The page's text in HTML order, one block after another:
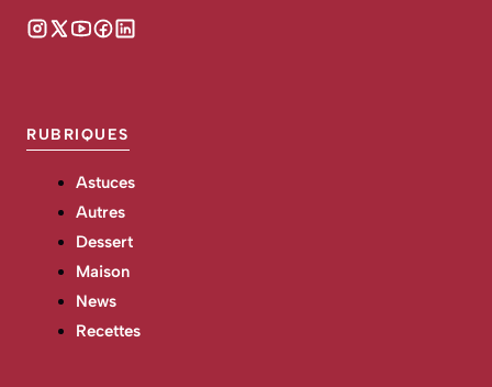
RUBRIQUES
Astuces
Autres
Dessert
Maison
News
Recettes